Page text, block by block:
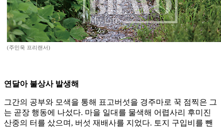
(주민욱 프리랜서)
연달아 불상사 발생해
그간의 공부와 모색을 통해 표고버섯을 경주마로 꾹 점찍은 그
는 곧장 행동에 나섰다. 마을 일대를 물색해 어렵사리 후미진
산중의 터를 샀으며, 버섯 재배사를 지었다. 토지 구입비를 뺀